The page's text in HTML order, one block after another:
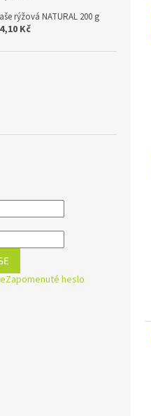
rýžová NATURAL 200 g
Kč
Zapomenuté heslo